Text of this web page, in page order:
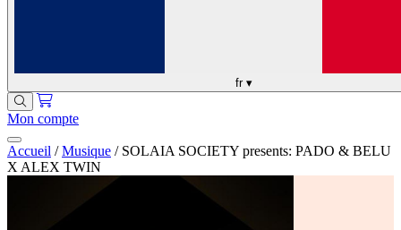
fr ▾
Mon compte
Accueil / Musique / SOLAIA SOCIETY presents: PADO & BELU
X ALEX TWIN